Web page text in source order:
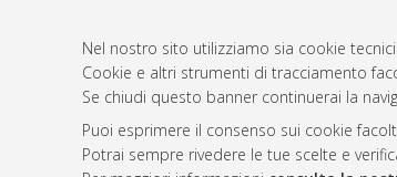
Nel nostro sito utilizziamo sia cookie
Cookie e altri strumenti di tracciamento
Se chiudi questo banner continuerai la
Puoi esprimere il consenso sui cookie
Potrai sempre rivedere le tue scelte e